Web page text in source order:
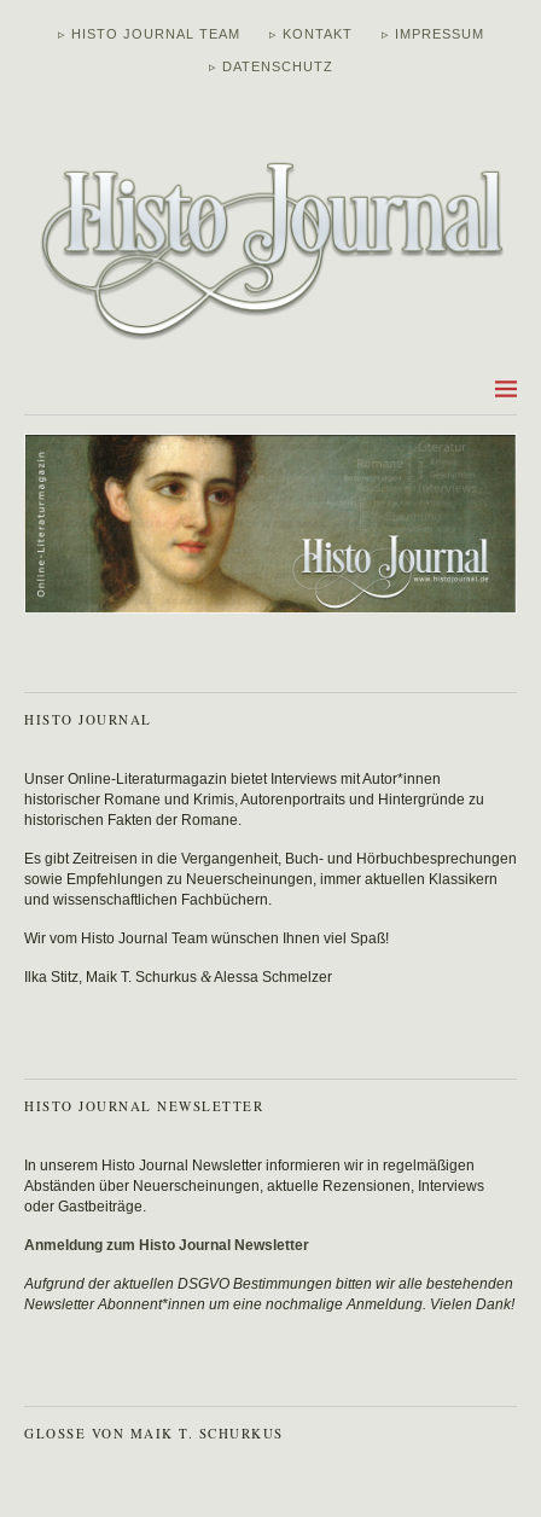
▹ HISTO JOURNAL TEAM ▹ KONTAKT ▹ IMPRESSUM
▹ DATENSCHUTZ
HISTO JOURNAL
Unser Online-Literaturmagazin bietet Interviews mit Autor*innen
historischer Romane und Krimis, Autorenportraits und Hintergründe zu
historischen Fakten der Romane.
Es gibt Zeitreisen in die Vergangenheit, Buch- und Hörbuchbesprechungen
sowie Empfehlungen zu Neuerscheinungen, immer aktuellen Klassikern
und wissenschaftlichen Fachbüchern.
Wir vom Histo Journal Team wünschen Ihnen viel Spaß!
Ilka Stitz, Maik T. Schurkus &Alessa Schmelzer
HISTO JOURNAL NEWSLETTER
In unserem Histo Journal Newsletter informieren wir in regelmäßigen
Abständen über Neuerscheinungen, aktuelle Rezensionen, Interviews
oder Gastbeiträge.
Anmeldung zum Histo Journal Newsletter
Aufgrund der aktuellen DSGVO Bestimmungen bitten wir alle bestehenden
Newsletter Abonnent*innen um eine nochmalige Anmeldung. Vielen Dank!
GLOSSE VON MAIK T. SCHURKUS